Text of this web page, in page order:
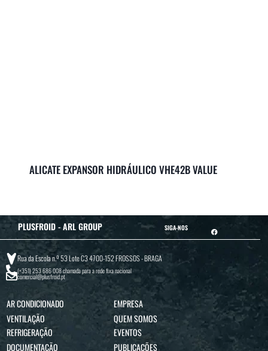
ALICATE EXPANSOR HIDRÁULICO VHE42B VALUE
PLUSFROID - ARL GROUP SIGA-NOS
Rua da Escola n.º 53 Lote C3 4700-152 FROSSOS - BRAGA
(+351) 253 686 008chamada para a rede fixa nacional
comercial@plusfroid.pt
AR CONDICIONADO
VENTILAÇÃO
REFRIGERAÇÃO
EMPRESA
QUEM SOMOS
EVENTOS
DOCUMENTAÇÃO
PUBLICAÇÕES